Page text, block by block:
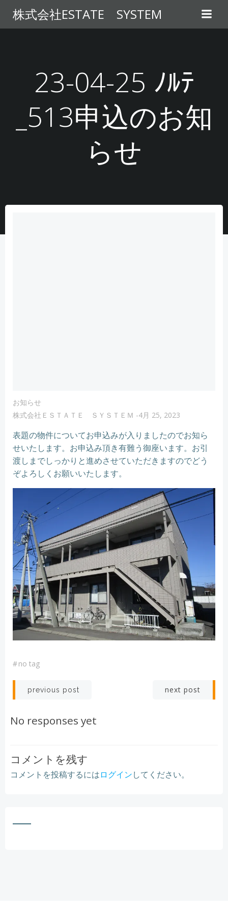
ン
テ
ス
キ
ッ
プ
株式会社ESTATE SYSTEM
23-04-25 ﾉﾙﾃ
_513申込のお知
らせ
お知らせ
株式会社ＥＳＴＡＴＥ ＳＹＳＴＥＭ -4月 25, 2023
表題の物件についてお申込みが入りましたのでお知ら
せいたします。お申込み頂き有難う御座います。お引
渡しまでしっかりと進めさせていただきますのでどう
ぞよろしくお願いいたします。
#no tag
Post
navigation
previous post next post
No responses yet
コメントを残す
コメントを投稿するにはログインしてください。